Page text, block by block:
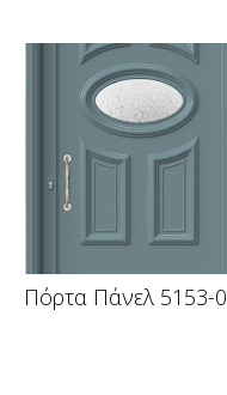
Πόρτα Πάνελ 5153-0